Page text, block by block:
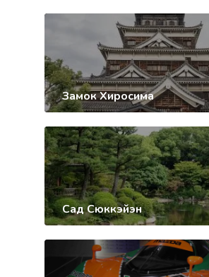
Замок Хиросима
Сад Сюккэйэн